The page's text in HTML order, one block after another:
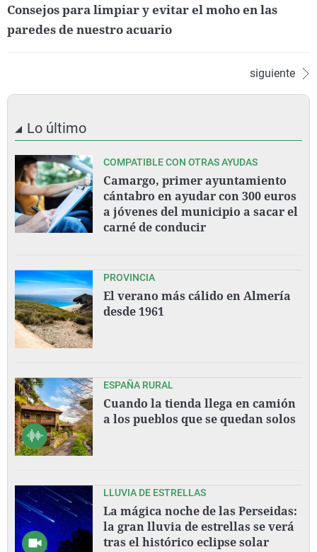
Consejos para limpiar y evitar el moho en las
paredes de nuestro acuario
siguiente
Lo último
COMPATIBLE CON OTRAS AYUDAS
Camargo, primer ayuntamiento
cántabro en ayudar con 300 euros
a jóvenes del municipio a sacar el
carné de conducir
PROVINCIA
El verano más cálido en Almería
desde 1961
ESPAÑA RURAL
Cuando la tienda llega en camión
a los pueblos que se quedan solos
LLUVIA DE ESTRELLAS
La mágica noche de las Perseidas:
la gran lluvia de estrellas se verá
tras el histórico eclipse solar